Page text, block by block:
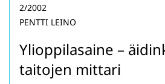
Ylioppilasaine –
taitojen mittari
2/2002
PENTTI LEINO